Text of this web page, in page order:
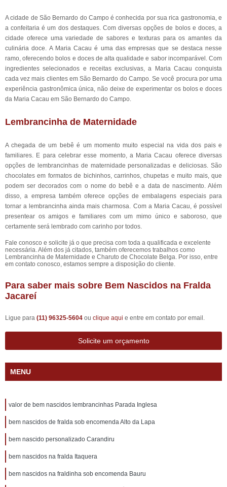
A cidade de São Bernardo do Campo é conhecida por sua rica gastronomia, e
a confeitaria é um dos destaques. Com diversas opções de bolos e doces, a
cidade oferece uma variedade de sabores e texturas para os amantes da
culinária doce. A Maria Cacau é uma das empresas que se destaca nesse
ramo, oferecendo bolos e doces de alta qualidade e sabor incomparável. Com
ingredientes selecionados e receitas exclusivas, a Maria Cacau conquista
cada vez mais clientes em São Bernardo do Campo. Se você procura por uma
experiência gastronômica única, não deixe de experimentar os bolos e doces
da Maria Cacau em São Bernardo do Campo.
Lembrancinha de Maternidade
A chegada de um bebê é um momento muito especial na vida dos pais e
familiares. E para celebrar esse momento, a Maria Cacau oferece diversas
opções de lembrancinhas de maternidade personalizadas e deliciosas. São
chocolates em formatos de bichinhos, carrinhos, chupetas e muito mais, que
podem ser decorados com o nome do bebê e a data de nascimento. Além
disso, a empresa também oferece opções de embalagens especiais para
tornar a lembrancinha ainda mais charmosa. Com a Maria Cacau, é possível
presentear os amigos e familiares com um mimo único e saboroso, que
certamente será lembrado com carinho por todos.
Fale conosco e solicite já o que precisa com toda a qualificada e excelente
necessária. Além dos já citados, também oferecemos trabalhos como
Lembrancinha de Maternidade e Charuto de Chocolate Belga. Por isso, entre
em contato conosco, estamos sempre a disposição do cliente.
Para saber mais sobre Bem Nascidos na Fralda
Jacareí
Ligue para (11) 96325-5604 ou clique aqui e entre em contato por email.
Solicite um orçamento
MENU
valor de bem nascidos lembrancinhas Parada Inglesa
bem nascidos de fralda sob encomenda Alto da Lapa
bem nascido personalizado Carandiru
bem nascidos na fralda Itaquera
bem nascidos na fraldinha sob encomenda Bauru